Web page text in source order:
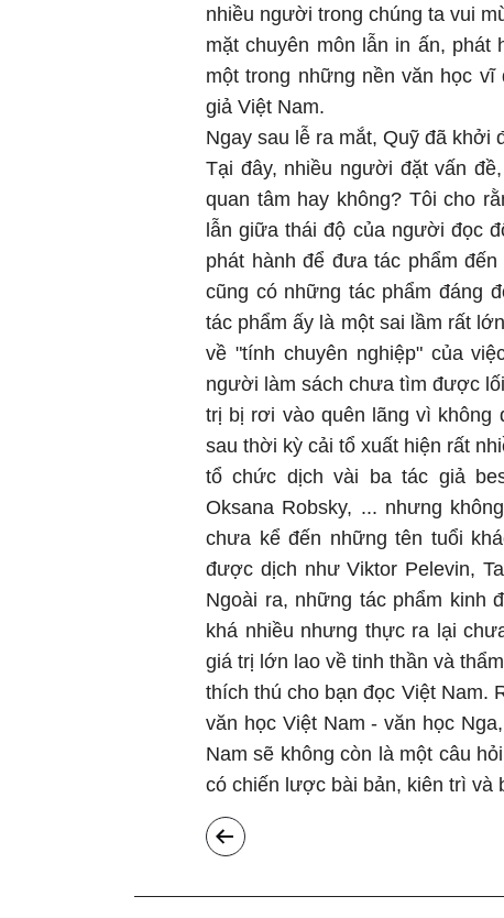
nhiều người trong chúng ta vui
mặt chuyên môn lẫn in ấn, phát
một trong những nền văn học
giả Việt Nam.
Ngay sau lễ ra mắt, Quỹ đã khởi
Tại đây, nhiều người đặt vấn
quan tâm hay không? Tôi cho
lẫn giữa thái độ của người đọc
phát hành để đưa tác phẩm
cũng có những tác phẩm đáng
tác phẩm ấy là một sai lầm rất
về "tính chuyên nghiệp" của
người làm sách chưa tìm được
trị bị rơi vào quên lãng vì không
sau thời kỳ cải tổ xuất hiện rất
tổ chức dịch vài ba tác giả
Oksana Robsky, ... nhưng
chưa kể đến những tên tuổi
được dịch như Viktor Pelevin,
Ngoài ra, những tác phẩm kinh
khá nhiều nhưng thực ra lại
giá trị lớn lao về tinh thần và
thích thú cho bạn đọc Việt Nam.
văn học Việt Nam - văn học
Nam sẽ không còn là một câu
có chiến lược bài bản, kiên trì và